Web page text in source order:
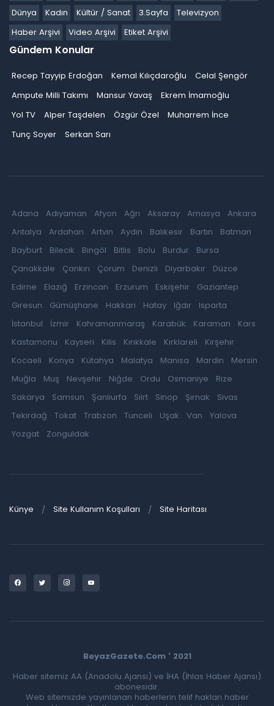
Dünya
Kadın Kültür / Sanat 3.Sayfa
Televizyon
Haber Arşivi
Video Arşivi Etiket Arşivi
Gündem Konular
Recep Tayyip Erdoğan Kemal Kılıçdaroğlu
Celal Şengör
Ampute Milli Takımı
Mansur Yavaş
Ekrem İmamoğlu
Yol TV
Alper Taşdelen Özgür Özel
Muharrem İnce
Tunç Soyer
Serkan Sarı
Adana Adıyaman Afyon Ağrı Aksaray Amasya
Ankara
Antalya
Ardahan Artvin Aydın Balıkesir Bartın
Batman
Bayburt
Bilecik Bingöl Bitlis Bolu Burdur
Bursa
Çanakkale
Çankırı Çorum Denizli Diyarbakır
Düzce
Edirne
Elazığ Erzincan Erzurum Eskişehir
Gaziantep
Giresun
Gümüşhane Hakkari Hatay Iğdır
Isparta
İstanbul
İzmir Kahramanmaraş Karabük Karaman
Kars
Kastamonu
Kayseri Kilis Kırıkkale Kırklareli
Kırşehir
Kocaeli
Konya Kütahya Malatya Manisa Mardin
Mersin
Muğla
Muş Nevşehir Niğde Ordu Osmaniye
Rize
Sakarya
Samsun Şanlıurfa Siirt Sinop Şırnak
Sivas
Tekirdağ
Tokat Trabzon Tunceli Uşak Van
Yalova
Yozgat
Zonguldak
Künye Site Kullanım Koşulları Site Haritası
BeyazGazete.Com ' 2021
Haber sitemiz AA (Anadolu Ajansı) ve İHA (İhlas Haber Ajansı)
abonesidir.
Web sitemizde yayınlanan haberlerin telif hakları haber